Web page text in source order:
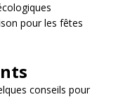
pour les fêtes
conseils pour